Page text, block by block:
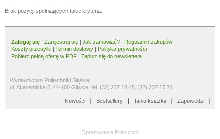
Brak pozycji spełniających takie kryteria.
Zaloguj się | Zarejestruj się | Jak zamawiać? | Regulamin zakupów
Koszty przesyłki | Termin dostawy | Polityka prywatności |
Pobierz pełną ofertę w PDF | Zapisz się do newslettera
Wydawnictwo Politechniki Śląskiej
ul. Akademicka 5, 44-100 Gliwice, tel. (32) 237 18 48, (32) 237 17 26
Nowości Bestsellery Tania książka Zapowiedzi
Opracowanie Prekursor